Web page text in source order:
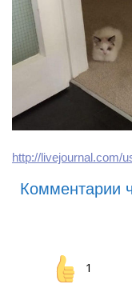
http://livejournal.com/
Комментарии
1